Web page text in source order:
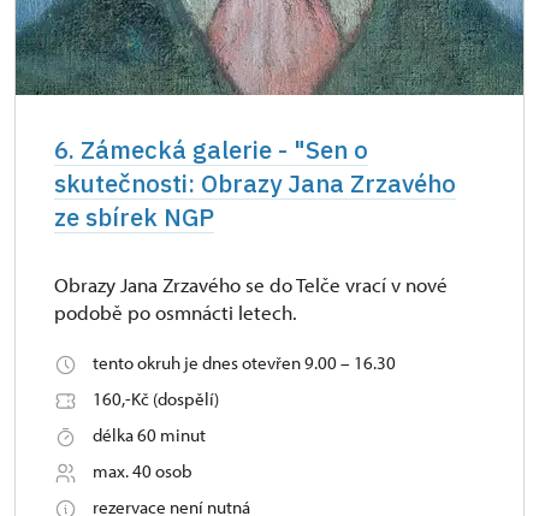
6. Zámecká galerie - "Sen o
skutečnosti: Obrazy Jana Zrzavého
ze sbírek NGP
Obrazy Jana Zrzavého se do Telče vrací v nové
podobě po osmnácti letech.
tento okruh je dnes otevřen 9.00 – 16.30
160,-Kč (dospělí)
délka 60 minut
max. 40 osob
rezervace není nutná